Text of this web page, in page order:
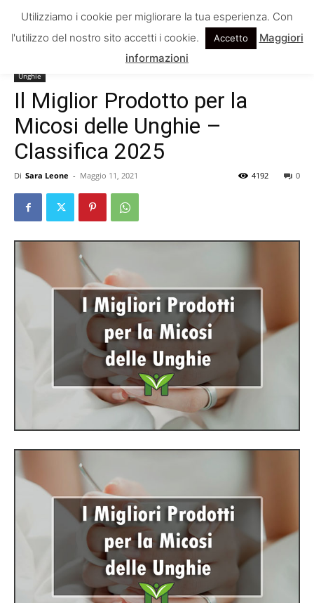
Unghie
Il Miglior Prodotto per la
Micosi delle Unghie –
Classifica 2025
Di Sara Leone - Maggio 11, 2021 0
4192
Utilizziamo i cookie per migliorare la tua esperienza. Con
l'utilizzo del nostro sito accetti i cookie.
Accetto
Maggiori
informazioni